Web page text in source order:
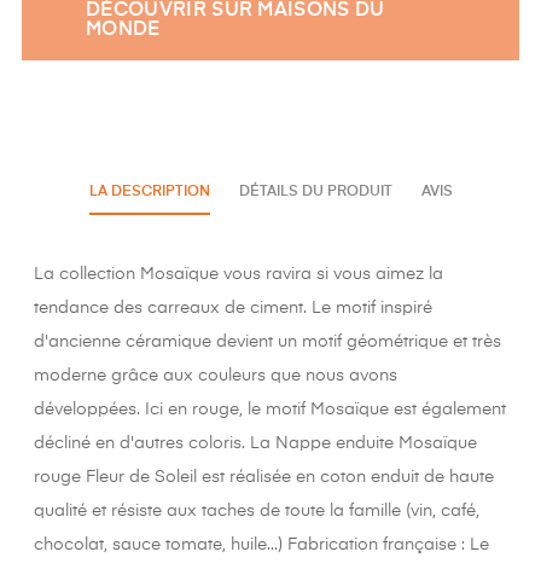
DÉCOUVRIR SUR MAISONS DU
MONDE
LA DESCRIPTION DÉTAILS DU PRODUIT AVIS
La collection Mosaïque vous ravira si vous aimez la
tendance des carreaux de ciment. Le motif inspiré
d'ancienne céramique devient un motif géométrique et très
moderne grâce aux couleurs que nous avons
développées. Ici en rouge, le motif Mosaïque est également
décliné en d'autres coloris. La Nappe enduite Mosaïque
rouge Fleur de Soleil est réalisée en coton enduit de haute
qualité et résiste aux taches de toute la famille (vin, café,
chocolat, sauce tomate, huile...) Fabrication française : Le